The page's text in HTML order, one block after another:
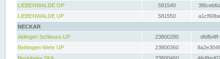
LIEBENWALDE OP
581540
LIEBENWALDE UP
581550
NECKAR
Aldingen Schleuse UP
23800280
Beihingen Wehr UP
23800360